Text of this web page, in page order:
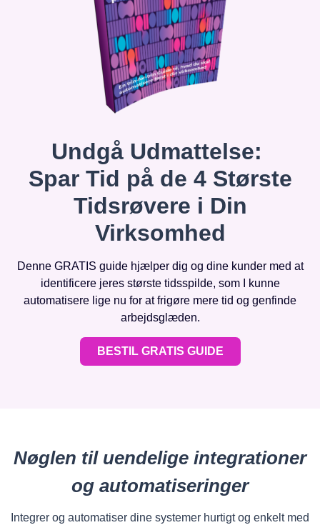
Undgå Udmattelse:
Spar Tid på de 4 Største
Tidsrøvere i Din
Virksomhed
Denne GRATIS guide hjælper dig og dine kunder med at
identificere jeres største tidsspilde, som I kunne
automatisere lige nu for at frigøre mere tid og genfinde
arbejdsglæden.
BESTIL GRATIS GUIDE
Nøglen til uendelige integrationer
og automatiseringer
Integrer og automatiser dine systemer hurtigt og enkelt med